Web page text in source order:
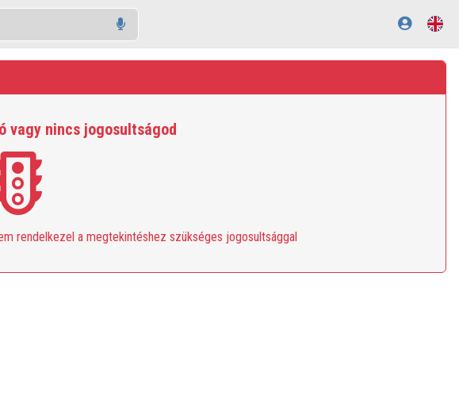
vagy nincs jogosultságod
rendelkezel a megtekintéshez szükséges jogosultsággal